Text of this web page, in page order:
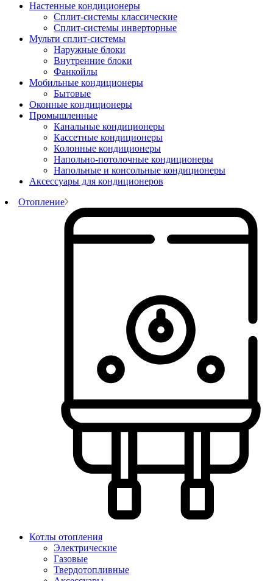
Настенные кондиционеры
Сплит-системы классические
Сплит-системы инверторные
Мульти сплит-системы
Наружные блоки
Внутренние блоки
Фанкойлы
Мобильные кондиционеры
Бытовые
Оконные кондиционеры
Промышленные
Канальные кондиционеры
Кассетные кондиционеры
Колонные кондиционеры
Напольно-потолочные кондиционеры
Напольные и консольные кондиционеры
Аксессуары для кондиционеров
Отопление
Котлы отопления
Электрические
Газовые
Твердотопливные